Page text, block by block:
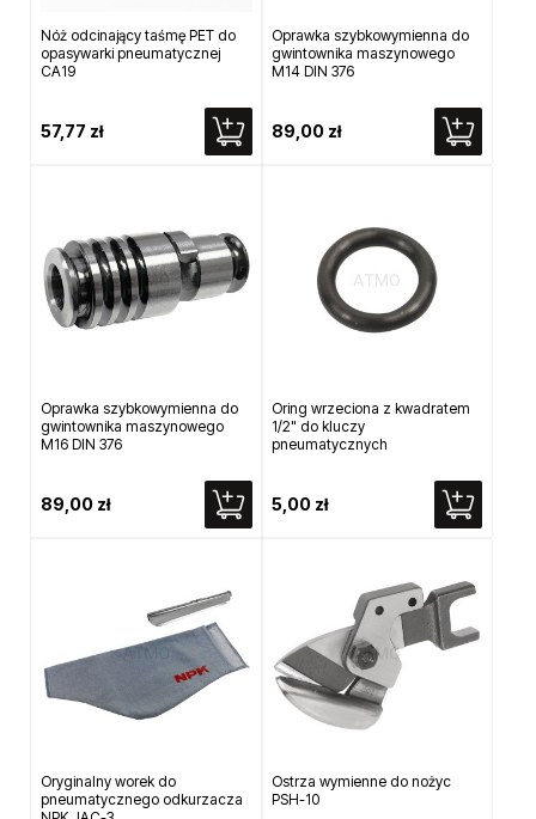
Nóż odcinający taśmę PET do
opasywarki pneumatycznej
CA19
57,77 zł
Oprawka szybkowymienna do
gwintownika maszynowego
M14 DIN 376
89,00 zł
Oprawka szybkowymienna do
gwintownika maszynowego
M16 DIN 376
89,00 zł
Oring wrzeciona z kwadratem
1/2" do kluczy
pneumatycznych
5,00 zł
Oryginalny worek do
pneumatycznego odkurzacza
Ostrza wymienne do nożyc
PSH-10